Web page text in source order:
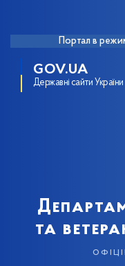
Портал в
GOV.UA
Державні сайти України
та